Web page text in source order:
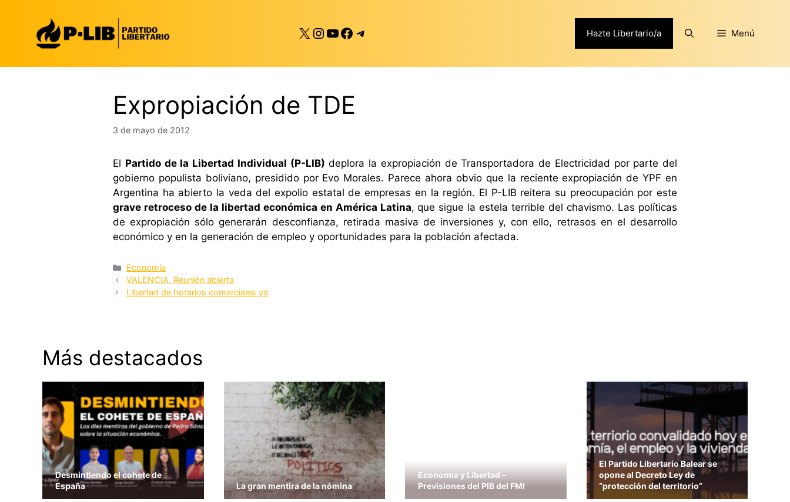
contenido
X Instagram
YouTube
Facebook
Telegram Hazte Libertario/a Menú
Expropiación de TDE
3 de mayo de 2012
El Partido de la Libertad Individual (P-LIB) deplora la expropiación de Transportadora de Electricidad por parte del
gobierno populista boliviano, presidido por Evo Morales. Parece ahora obvio que la reciente expropiación de YPF en
Argentina ha abierto la veda del expolio estatal de empresas en la región. El P-LIB reitera su preocupación por este
grave retroceso de la libertad económica en América Latina, que sigue la estela terrible del chavismo. Las políticas
de expropiación sólo generarán desconfianza, retirada masiva de inversiones y, con ello, retrasos en el desarrollo
económico y en la generación de empleo y oportunidades para la población afectada.
Categorías
Economía
VALENCIA. Reunión abierta
Libertad de horarios comerciales ya
Más destacados
Desmintiendo el cohete de
España
La gran mentira de la nómina
Economía y Libertad –
Previsiones del PIB del FMI
El Partido Libertario Balear se
opone al Decreto Ley de
“protección del territorio”